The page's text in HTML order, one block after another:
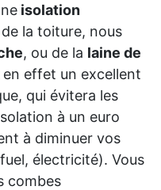
isolation
la toiture, nous
, ou de la laine de
en effet un excellent
qui évitera les
à un euro
à diminuer vos
électricité). Vous
combes